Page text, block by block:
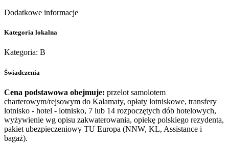
Dodatkowe informacje
Kategoria lokalna
Kategoria: B
Świadczenia
Cena podstawowa obejmuje: przelot samolotem
charterowym/rejsowym do Kalamaty, opłaty lotniskowe, transfery
lotnisko - hotel - lotnisko, 7 lub 14 rozpoczętych dób hotelowych,
wyżywienie wg opisu zakwaterowania, opiekę polskiego rezydenta,
pakiet ubezpieczeniowy TU Europa (NNW, KL, Assistance i
bagaż).